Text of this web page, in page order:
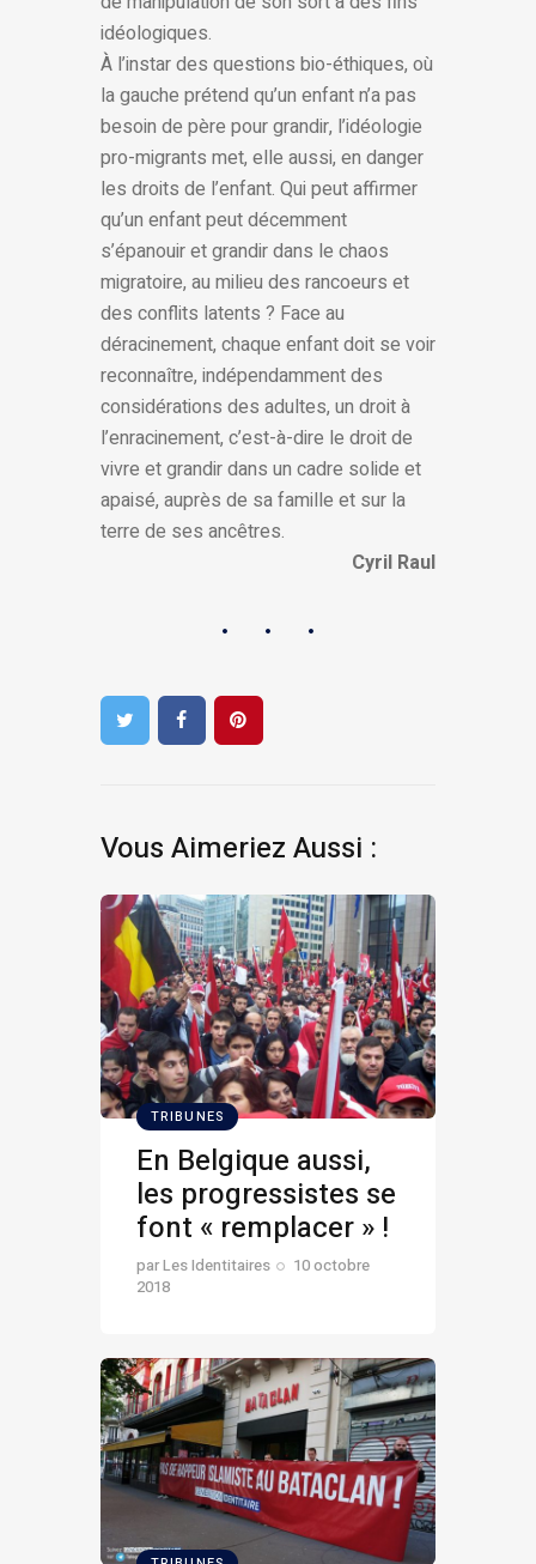
idéologiques.
À l’instar des questions bio-éthiques, où
la gauche prétend qu’un enfant n’a pas
besoin de père pour grandir, l’idéologie
pro-migrants met, elle aussi, en danger
les droits de l’enfant. Qui peut affirmer
qu’un enfant peut décemment
s’épanouir et grandir dans le chaos
migratoire, au milieu des rancoeurs et
des conflits latents ? Face au
déracinement, chaque enfant doit se voir
reconnaître, indépendamment des
considérations des adultes, un droit à
l’enracinement, c’est-à-dire le droit de
vivre et grandir dans un cadre solide et
apaisé, auprès de sa famille et sur la
terre de ses ancêtres.
Cyril Raul
Vous Aimeriez Aussi :
TRIBUNES
En Belgique aussi,
les progressistes se
font « remplacer » !
parLes Identitaires
10 octobre
2018